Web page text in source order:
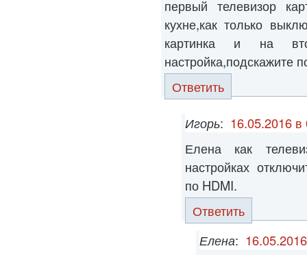
первый телевизор
кухне,как только
картинка и на
настройка,подскажите
Ответить
Игорь: 16.05.2016 в
Елена как
настройках
по HDMI.
Ответить
Елена: